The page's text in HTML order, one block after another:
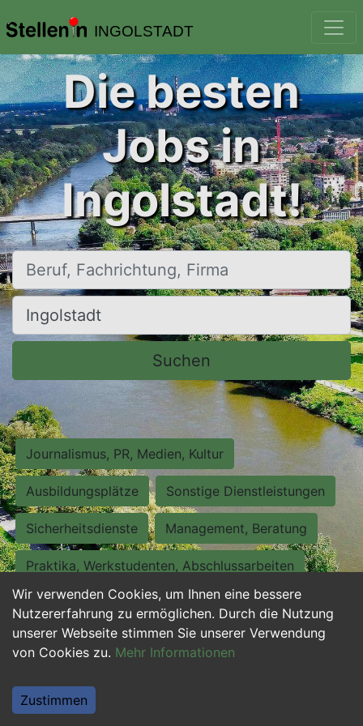
INGOLSTADT
Wir verwenden Cookies, um Ihnen eine bessere
Nutzererfahrung zu ermöglichen. Durch die Nutzung
unserer Webseite stimmen Sie unserer Verwendung
von Cookies zu. Mehr Informationen
Zustimmen
Die besten
Jobs in
Ingolstadt!
Beruf, Fachrichtung, Firma
Ort, Stadt
Suchen
Journalismus, PR, Medien, Kultur
Ausbildungsplätze Sonstige Dienstleistungen
Sicherheitsdienste Management, Beratung
Praktika, Werkstudenten, Abschlussarbeiten
Personalwesen Assistenz, Sekretariat
Hilfskräfte, Aushilfs- und Nebenjobs
Weiterbildung, Studium, duale Ausbildung